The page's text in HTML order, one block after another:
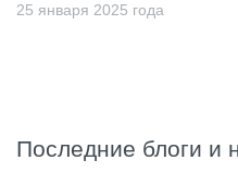
25 января 2025 года
Последние блоги и